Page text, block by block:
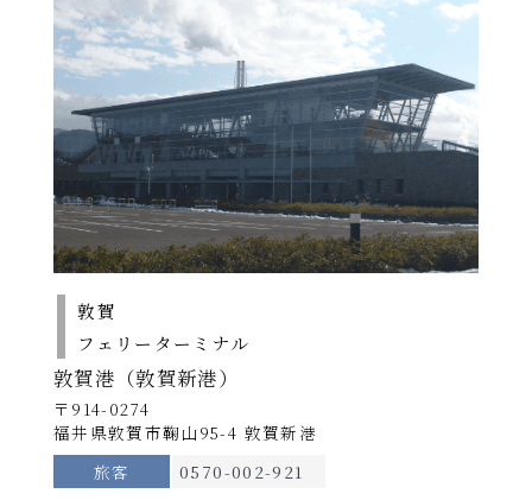
敦賀〜新潟
所要時間
約12時間
使用船
らいらっく／ゆうかり
※運休日がございます。 詳しくは各航路の運航スケジュ
ールをご確認ください。
・ダイヤを変更する場合がありますので、必ずお問合
せください。
北行き【2026年9月30日出港便まで】
運航日
月 ※
敦賀発
新潟着
09：30発
→
21：30
南行き【2026年9月30日出港便まで】
運航日
新潟発
敦賀着
翌日05：30着
北行き【2026年10月1日出港便より】
北行き：敦賀⇒新潟 ｜ 南行き：新潟⇒敦
賀
期
間
A
北行
2026年10月1日～11
月30日
南行
2026
年10
月1日
～11月
30日
間
B
北行
月16日、9月28日～
30日
2026年
8月1日
敦賀
フェリーターミナル
敦賀港（敦賀新港）
〒914-0274
福井県敦賀市鞠山95-4 敦賀新港
旅客
0570-002-921